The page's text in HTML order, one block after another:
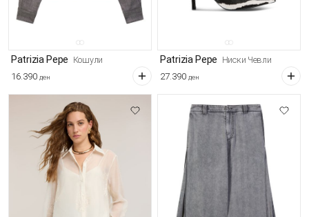
Patrizia Pepe Кошули
16.390 ден
Patrizia Pepe Ниски Чевли
27.390 ден